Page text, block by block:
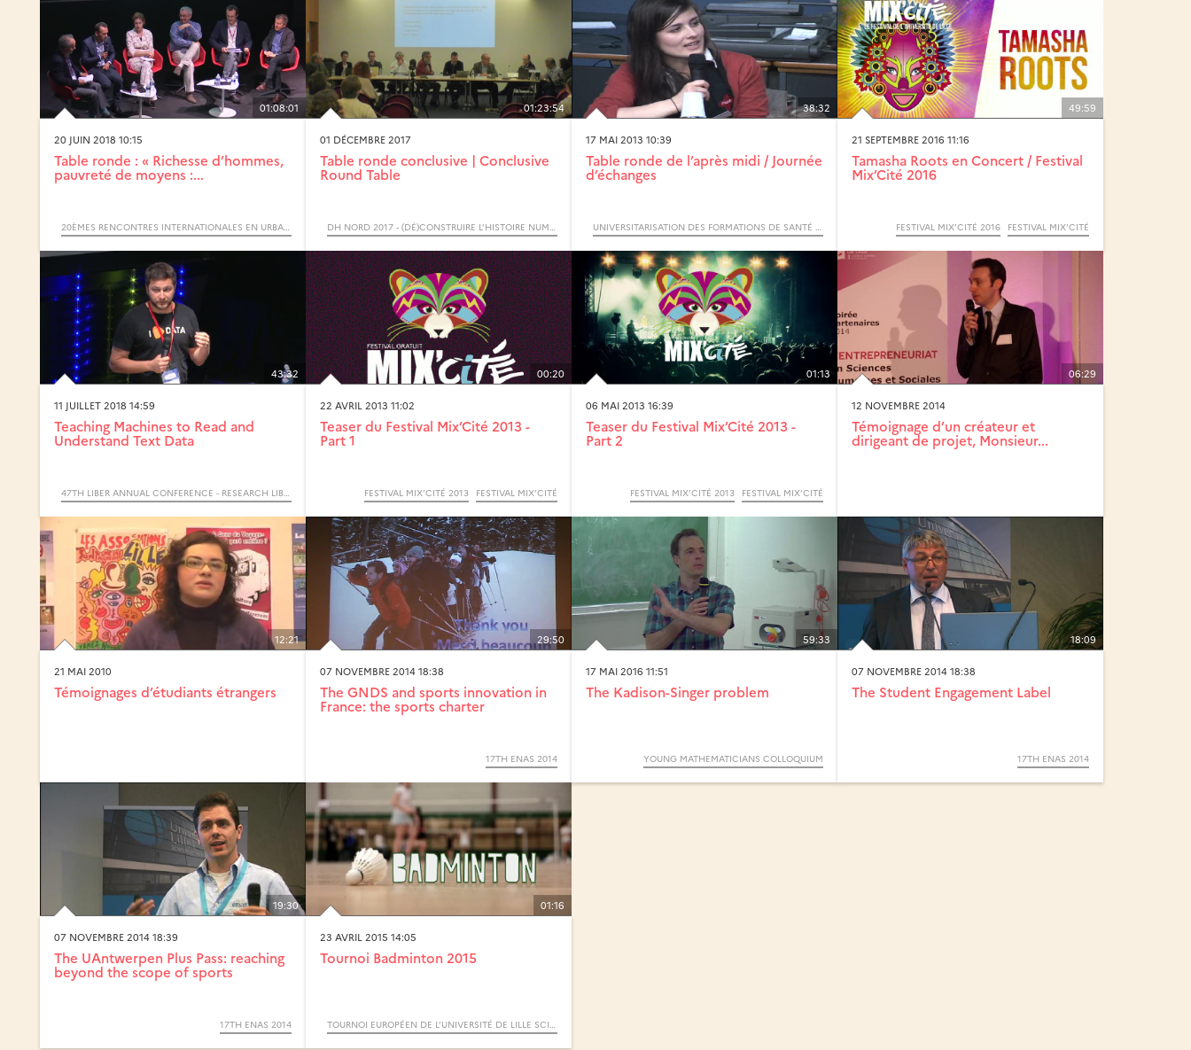
01:08:01
20 JUIN 2018 10:15
Table ronde : « Richesse d’hommes,
pauvreté de moyens :...
20ÈMES RENCONTRES INTERNATIONALES EN URBANISME DE L’APERAU
01:23:54
01 DÉCEMBRE 2017
Table ronde conclusive | Conclusive
Round Table
DH NORD 2017 - (DÉ)CONSTRUIRE L’HISTOIRE NUMÉRIQUE
38:32
17 MAI 2013 10:39
Table ronde de l’après midi / Journée
d’échanges
UNIVERSITARISATION DES FORMATIONS DE SANTÉ : ENJEUX DE PROFESSIONNALISATION / JOURNÉE D’ÉCHANGES
49:59
21 SEPTEMBRE 2016 11:16
Tamasha Roots en Concert / Festival
Mix’Cité 2016
FESTIVAL MIX’CITÉ 2016 FESTIVAL MIX’CITÉ
43:32
11 JUILLET 2018 14:59
Teaching Machines to Read and
Understand Text Data
47TH LIBER ANNUAL CONFERENCE - RESEARCH LIBRARIES AS AN OPEN SCIENCE HUB: FROM STRATEGY TO ACTION
00:20
22 AVRIL 2013 11:02
Teaser du Festival Mix’Cité 2013 -
Part 1
FESTIVAL MIX’CITÉ 2013 FESTIVAL MIX’CITÉ
01:13
06 MAI 2013 16:39
Teaser du Festival Mix’Cité 2013 -
Part 2
FESTIVAL MIX’CITÉ 2013 FESTIVAL MIX’CITÉ
06:29
12 NOVEMBRE 2014
Témoignage d’un créateur et
dirigeant de projet, Monsieur...
12:21
21 MAI 2010
Témoignages d’étudiants étrangers
29:50
07 NOVEMBRE 2014 18:38
The GNDS and sports innovation in
France: the sports charter
17TH ENAS 2014
59:33
17 MAI 2016 11:51
The Kadison-Singer problem
YOUNG MATHEMATICIANS COLLOQUIUM
18:09
07 NOVEMBRE 2014 18:38
The Student Engagement Label
17TH ENAS 2014
19:30
07 NOVEMBRE 2014 18:39
The UAntwerpen Plus Pass: reaching
beyond the scope of sports
17TH ENAS 2014
01:16
23 AVRIL 2015 14:05
Tournoi Badminton 2015
TOURNOI EUROPÉEN DE L’UNIVERSITÉ DE LILLE SCIENCES ET TECHNOLOGIES EDITION 2015